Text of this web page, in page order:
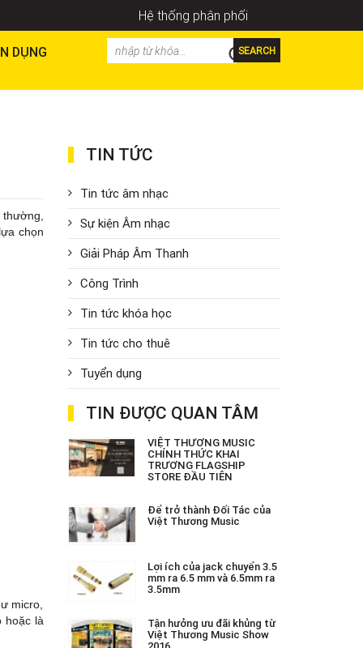
Hệ thống phân phối
DỤNG SEARCH
chọn
micro,
hoặc là
TIN TỨC
Tin tức âm nhạc
Sự kiện Âm nhạc
Giải Pháp Âm Thanh
Công Trình
Tin tức khóa học
Tin tức cho thuê
Tuyển dụng
TIN ĐƯỢC QUAN TÂM
VIỆT THƯƠNG MUSIC
CHÍNH THỨC KHAI
TRƯƠNG FLAGSHIP
STORE ĐẦU TIÊN
Để trở thành Đối Tác của
Việt Thương Music
Lợi ích của jack chuyển 3.5
mm ra 6.5 mm và 6.5mm ra
3.5mm
Tận hưởng ưu đãi khủng từ
Việt Thương Music Show